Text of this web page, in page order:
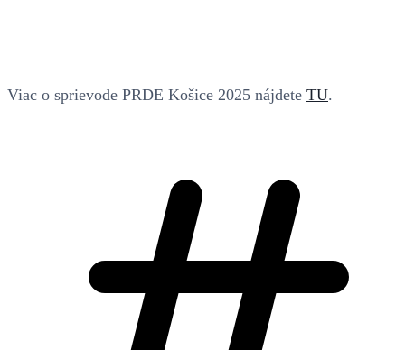
Viac o sprievode PRDE Košice 2025 nájdete TU.